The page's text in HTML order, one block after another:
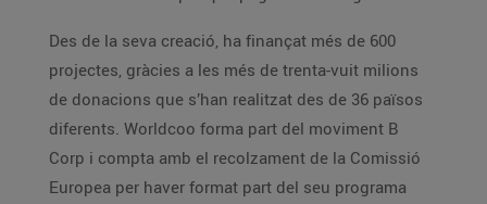
Des de la seva creació, ha finançat més de 600
projectes, gràcies a les més de trenta-vuit milions
de donacions que s’han realitzat des de 36 països
diferents. Worldcoo forma part del moviment B
Corp i compta amb el recolzament de la Comissió
Europea per haver format part del seu programa